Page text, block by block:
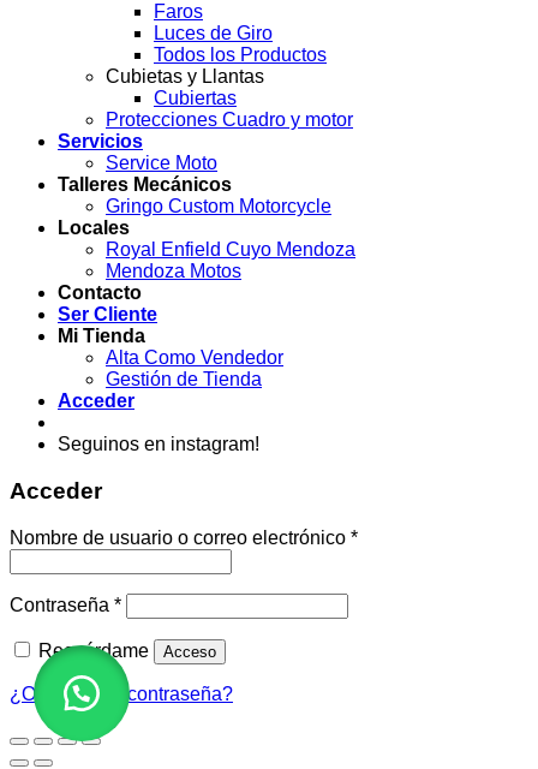
Faros
Luces de Giro
Todos los Productos
Cubietas y Llantas
Cubiertas
Protecciones Cuadro y motor
Servicios
Service Moto
Talleres Mecánicos
Gringo Custom Motorcycle
Locales
Royal Enfield Cuyo Mendoza
Mendoza Motos
Contacto
Ser Cliente
Mi Tienda
Alta Como Vendedor
Gestión de Tienda
Acceder
Seguinos en instagram!
Acceder
Nombre de usuario o correo electrónico *Obligatorio
Contraseña *Obligatorio
Recuérdame Acceso
¿Olvidaste la contraseña?